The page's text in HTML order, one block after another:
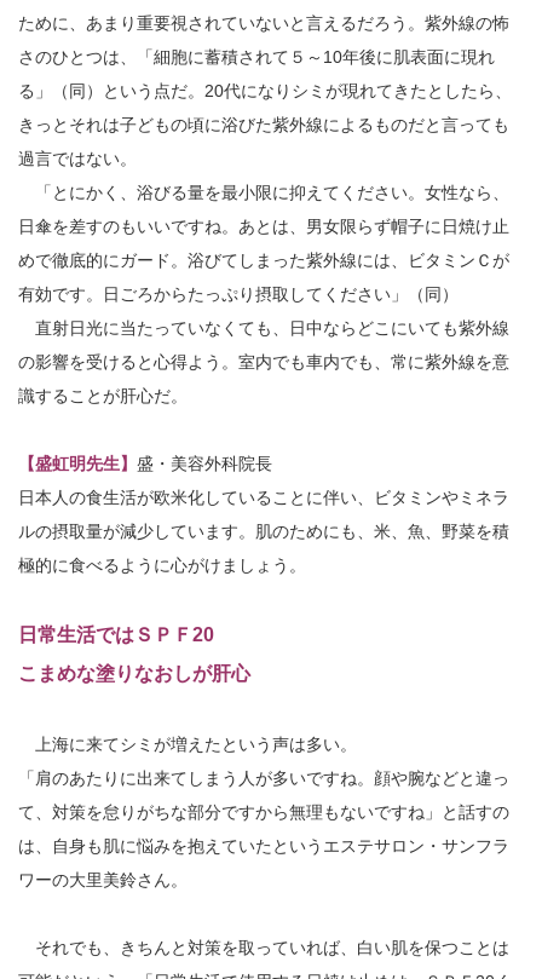
ために、あまり重要視されていないと言えるだろう。紫外線の怖
さのひとつは、「細胞に蓄積されて５～10年後に肌表面に現れ
る」（同）という点だ。20代になりシミが現れてきたとしたら、
きっとそれは子どもの頃に浴びた紫外線によるものだと言っても
過言ではない。
「とにかく、浴びる量を最小限に抑えてください。女性なら、
日傘を差すのもいいですね。あとは、男女限らず帽子に日焼け止
めで徹底的にガード。浴びてしまった紫外線には、ビタミンＣが
有効です。日ごろからたっぷり摂取してください」（同）
直射日光に当たっていなくても、日中ならどこにいても紫外線
の影響を受けると心得よう。室内でも車内でも、常に紫外線を意
識することが肝心だ。
【盛虹明先生】 盛・美容外科院長
日本人の食生活が欧米化していることに伴い、ビタミンやミネラ
ルの摂取量が減少しています。肌のためにも、米、魚、野菜を積
極的に食べるように心がけましょう。
日常生活ではＳＰＦ20
こまめな塗りなおしが肝心
上海に来てシミが増えたという声は多い。
「肩のあたりに出来てしまう人が多いですね。顔や腕などと違っ
て、対策を怠りがちな部分ですから無理もないですね」と話すの
は、自身も肌に悩みを抱えていたというエステサロン・サンフラ
ワーの大里美鈴さん。
それでも、きちんと対策を取っていれば、白い肌を保つことは